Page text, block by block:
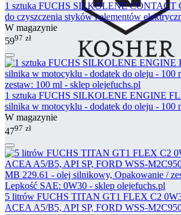
1 sztuka FUCHS SILKOLENE CONTACT
do czyszczenia styków i elementów
W magazynie
5997 zł
1 sztuka FUCHS SILKOLENE ENGINE
silnika w motocyklu - dodatek do oleju - 100
W magazynie
4797 zł
5 litrów FUCHS TITAN GT1 FLEX C2
ACEA A5/B5, API SP, FORD WSS-